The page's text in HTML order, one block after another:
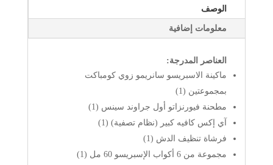
الوصف
معلومات إضافية
العناصر المدرجة:
ماكينة الاسبريسو سانريمو زوي كومباكت
بمجموعتين (1)
مطحنة فيورنزاتو أول جراوند سينس (1)
آي إكس كافيه كبير (نظام تصفية) (1)
فرشاة تنظيف الدش (1)
مجموعة من 6 أكواب الإسبريسو 60 مل (1)